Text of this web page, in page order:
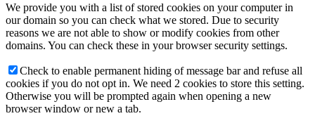
We provide you with a list of stored cookies on your computer in
our domain so you can check what we stored. Due to security
reasons we are not able to show or modify cookies from other
domains. You can check these in your browser security settings.
Check to enable permanent hiding of message bar and refuse all
cookies if you do not opt in. We need 2 cookies to store this setting.
Otherwise you will be prompted again when opening a new
browser window or new a tab.